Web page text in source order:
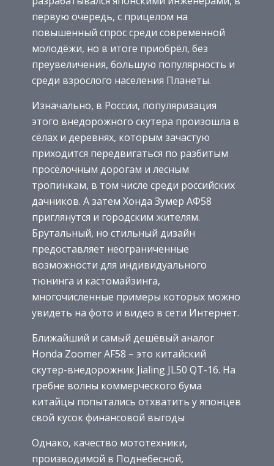
первую очередь, с прицелом на
повышенный спрос среди современной
молодёжи, но в итоге приобрёл, без
преувеличения, большую популярность и
среди взрослого населения Планеты.
Изначально, в России, популяризация
этого внедорожного скутера произошла в
сёлах и деревнях, которым зачастую
приходится передвигаться по разбитым
просёлочным дорогам и лесным
тропинкам, в том числе среди российских
дачников. А затем Хонда Зумер АФ58
приглянутся и городским жителям.
Брутальный, но стильный дизайн
предоставляет неограниченные
возможности для индивидуального
тюнинга и кастомайзинга,
многочисленные примеры которых можно
увидеть на фото и видео в сети Интернет.
Ближайший и самый дешёвый аналог
Honda Zoomer AF58 – это китайский
скутер-внедорожник Jialing JL50 QT-16. На
гребне волны коммерческого бума
китайцы попытались отхватить у японцев
свой кусок финансовой выгоды
Однако, качество мототехники,
производимой в Поднебесной,